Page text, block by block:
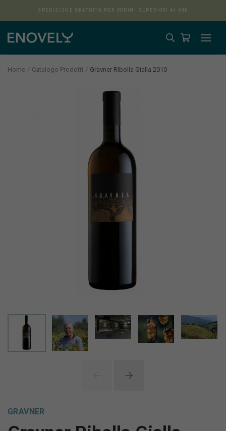
Aura
SPEDIZIONE GRATUITA PER ORDINI SUPERIORI AI 69€
Home Catalogo Prodotti Gravner Ribolla Gialla 2010
GRAVNER